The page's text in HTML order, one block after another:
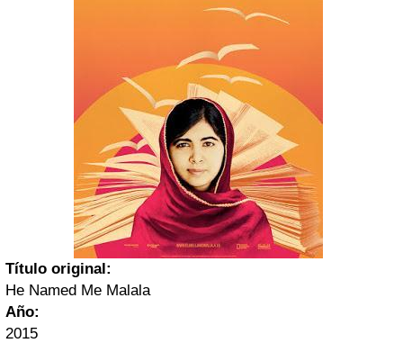
Título original:
He Named Me Malala
Año:
2015